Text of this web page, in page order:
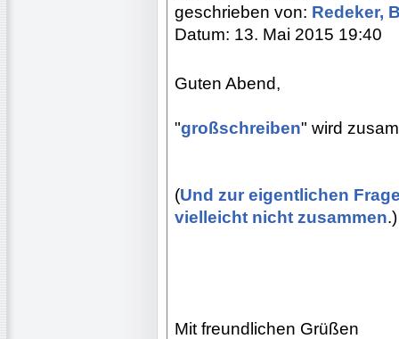
geschrieben von: Redeker,
Datum: 13. Mai 2015 19:40
Guten Abend,
"großschreiben" wird
(Und zur eigentlichen
vielleicht nicht zusammen.)
Mit freundlichen Grüßen